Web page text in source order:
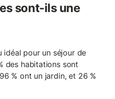
sont-ils une
idéal pour un séjour de
des habitations sont
% ont un jardin, et 26 %